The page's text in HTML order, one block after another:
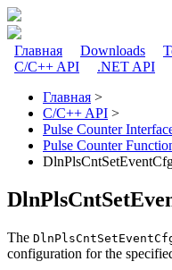
Перейти к основному
Главное меню
Главная Downloads
C/C++ API
.NET API
Вы здесь
Главная >
C/C++ API >
Pulse Counter
Pulse Counter
The
configuration for the